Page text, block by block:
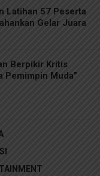
Latihan 57 Peserta
Gelar Juara
Berpikir Kritis
Pemimpin Muda”